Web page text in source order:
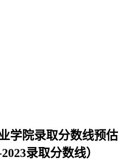
学院录取分数线预估
录取分数线）